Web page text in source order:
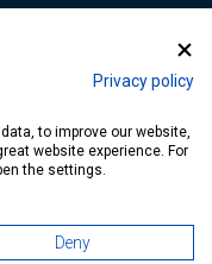
Privacy policy
to improve our website,
website experience. For
the settings.
Deny